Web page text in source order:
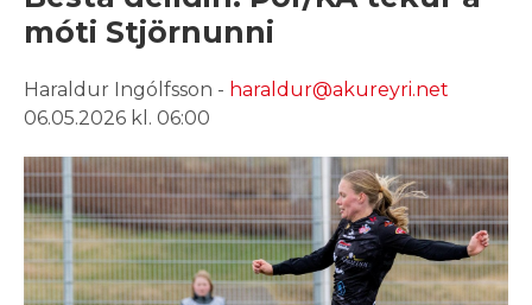
móti Stjörnunni
Haraldur Ingólfsson - haraldur@akureyri.net
06.05.2026 kl. 06:00